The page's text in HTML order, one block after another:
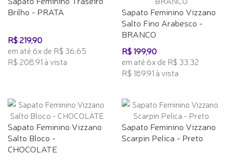
Brilho - PRATA
R$ 219,90
em até 6x de R$ 36,65
R$ 208,91 à vista
Sapato Feminino Vizzano
Salto Fino Arabesco -
BRANCO
R$ 199,90
em até 6x de R$ 33,32
R$ 189,91 à vista
Sapato Feminino Vizzano
Salto Bloco -
CHOCOLATE
Sapato Feminino Vizzano
Scarpin Pelica - Preto